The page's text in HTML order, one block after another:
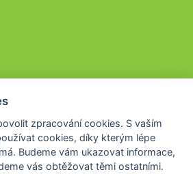
údaji
zpracování cookies. S vaším
cookies, díky kterým lépe
. Budeme vám ukazovat informace,
vás obtěžovat těmi ostatními.